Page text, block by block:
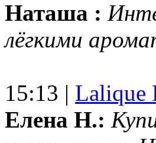
Наташа :
лёгкими
15:13 | Lalique
Елена Н.: